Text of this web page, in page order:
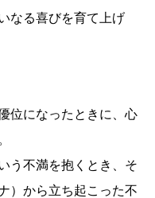
なる喜びを育て上げ
位になったときに、心
う不満を抱くとき、そ
）から立ち起こった不